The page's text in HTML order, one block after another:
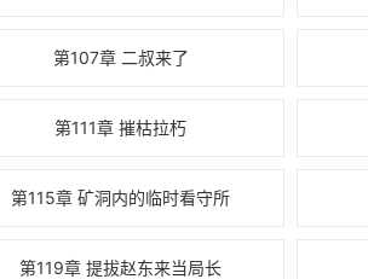
第107章 二叔来了
第111章 摧枯拉朽
第115章 矿洞内的临时看守所
第119章 提拔赵东来当局长